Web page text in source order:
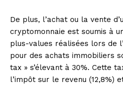
De plus, l’achat ou la vente
cryptomonnaie est soumis à
plus-values réalisées lors de
pour des achats immobiliers
tax » s’élevant à 30%. Cette
l’impôt sur le revenu (12,8%)